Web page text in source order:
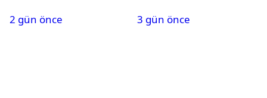
2 gün önce
3 gün önce